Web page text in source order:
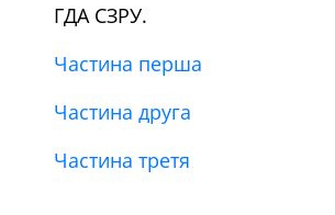
ГДА СЗРУ.
Частина перша
Частина друга
Частина третя